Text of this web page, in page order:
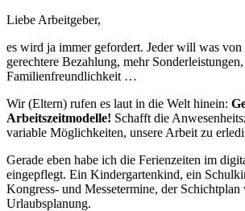
Liebe Arbeitgeber,
es wird ja immer gefordert. Jeder will was
gerechtere Bezahlung, mehr Sonderleistungen,
Familienfreundlichkeit …
Wir (Eltern) rufen es laut in die Welt hinein:
Arbeitszeitmodelle! Schafft die
variable Möglichkeiten, unsere Arbeit zu
Gerade eben habe ich die Ferienzeiten im
eingepflegt. Ein Kindergartenkind, ein
Kongress- und Messetermine, der
Urlaubsplanung.